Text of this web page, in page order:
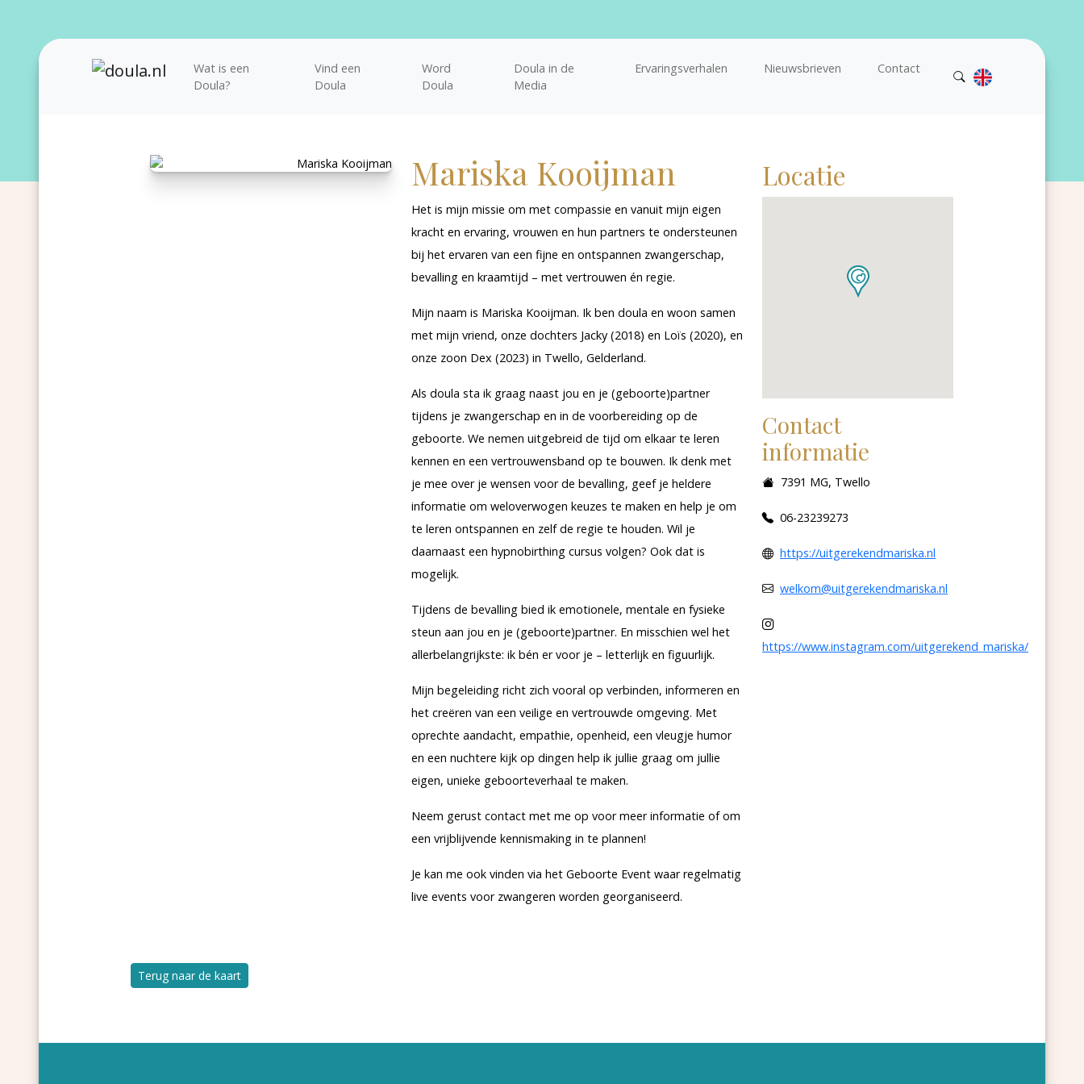
Wat is een
Doula?
Vind een
Doula
Word
Doula
Doula in de
Media
Ervaringsverhalen Nieuwsbrieven Contact
Mariska Kooijman
Het is mijn missie om met compassie en vanuit mijn eigen
kracht en ervaring, vrouwen en hun partners te ondersteunen
bij het ervaren van een fijne en ontspannen zwangerschap,
bevalling en kraamtijd – met vertrouwen én regie.
Mijn naam is Mariska Kooijman. Ik ben doula en woon samen
met mijn vriend, onze dochters Jacky (2018) en Loïs (2020), en
onze zoon Dex (2023) in Twello, Gelderland.
Als doula sta ik graag naast jou en je (geboorte)partner
tijdens je zwangerschap en in de voorbereiding op de
geboorte. We nemen uitgebreid de tijd om elkaar te leren
kennen en een vertrouwensband op te bouwen. Ik denk met
je mee over je wensen voor de bevalling, geef je heldere
informatie om weloverwogen keuzes te maken en help je om
te leren ontspannen en zelf de regie te houden. Wil je
daarnaast een hypnobirthing cursus volgen? Ook dat is
mogelijk.
Tijdens de bevalling bied ik emotionele, mentale en fysieke
steun aan jou en je (geboorte)partner. En misschien wel het
allerbelangrijkste: ik bén er voor je – letterlijk en figuurlijk.
Mijn begeleiding richt zich vooral op verbinden, informeren en
het creëren van een veilige en vertrouwde omgeving. Met
oprechte aandacht, empathie, openheid, een vleugje humor
en een nuchtere kijk op dingen help ik jullie graag om jullie
eigen, unieke geboorteverhaal te maken.
Neem gerust contact met me op voor meer informatie of om
een vrijblijvende kennismaking in te plannen!
Je kan me ook vinden via het Geboorte Event waar regelmatig
live events voor zwangeren worden georganiseerd.
Locatie
Contact
informatie
7391 MG, Twello
06-23239273
https://uitgerekendmariska.nl
welkom@uitgerekendmariska.nl
https://www.instagram.com/uitgerekend_mariska/
Terug naar de kaart